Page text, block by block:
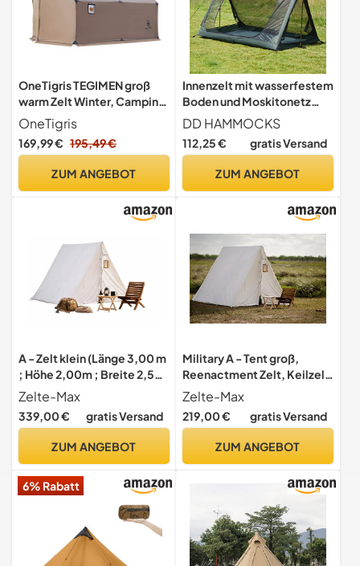
OneTigris TEGIMEN groß
warm Zelt Winter, Camping
Survival Hängematte Zelt
wasserdicht 3000 mm
Plane für Wandern(Coyote
OneTigris
169,99 € 195,49 €
ZUM ANGEBOT
Innenzelt mit wasserfestem
Boden und Moskitonetz
passend zu A-Zelt von DD
hammocks
DD HAMMOCKS
112,25 € gratis Versand
ZUM ANGEBOT
A - Zelt klein (Länge 3,00 m
; Höhe 2,00m ; Breite 2,50
m)
Zelte-Max
339,00 € gratis Versand
ZUM ANGEBOT
Military A - Tent groß,
Reenactment Zelt, Keilzelt
Frame Dog Tent Mittelalter
Zelte-Max
219,00 € gratis Versand
ZUM ANGEBOT
6% Rabatt